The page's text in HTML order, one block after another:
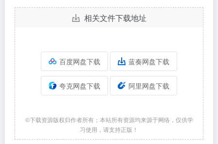
相关文件下载地址
百度网盘下载 蓝奏网盘下载
夸克网盘下载 阿里网盘下载
©下载资源版权归作者所有；本站所有资源均来源于网络，仅供学
习使用，请支持正版！